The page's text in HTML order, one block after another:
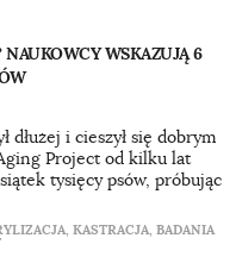
WSKAZUJĄ 6
dłużej i cieszył się dobrym
Project od kilku lat
tysięcy psów, próbując
, KASTRACJA, BADANIA